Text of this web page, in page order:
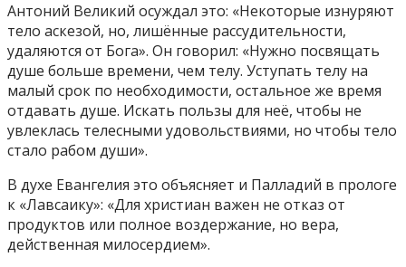
Антоний Великий осуждал это: «Некоторые изнуряют
тело аскезой, но, лишённые рассудительности,
удаляются от Бога». Он говорил: «Нужно посвящать
душе больше времени, чем телу. Уступать телу на
малый срок по необходимости, остальное же время
отдавать душе. Искать пользы для неё, чтобы не
увлеклась телесными удовольствиями, но чтобы тело
стало рабом души».
В духе Евангелия это объясняет и Палладий в прологе
к «Лавсаику»: «Для христиан важен не отказ от
продуктов или полное воздержание, но вера,
действенная милосердием».